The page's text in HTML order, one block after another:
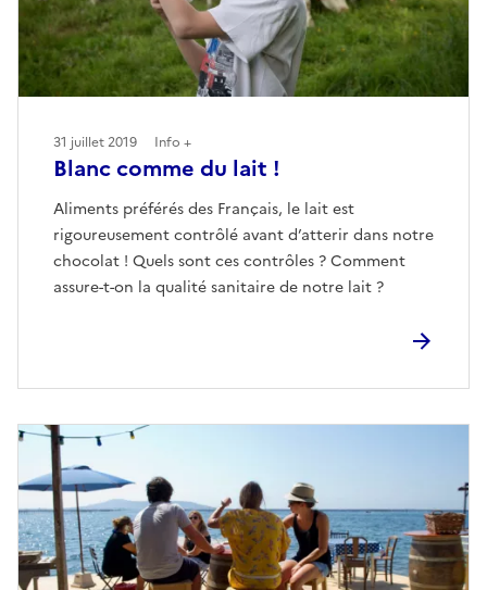
Blanc comme du lait !
Aliments préférés des Français, le lait est
rigoureusement contrôlé avant d’atterir dans notre
chocolat ! Quels sont ces contrôles ? Comment
assure-t-on la qualité sanitaire de notre lait ?
31 juillet 2019 Info +